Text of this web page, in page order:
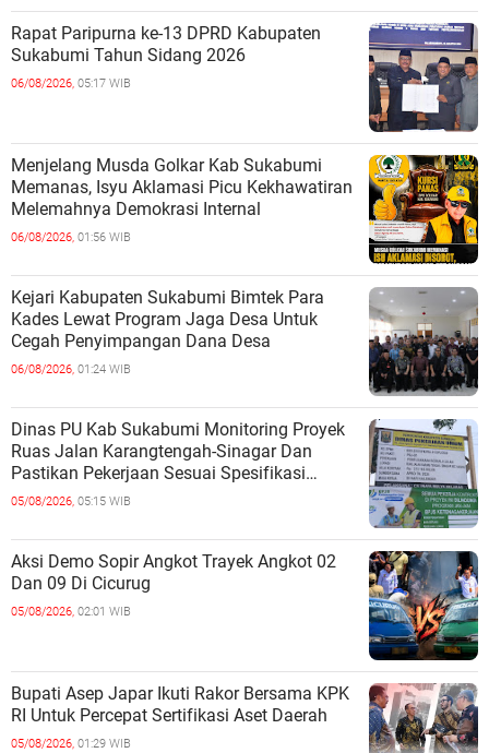
Rapat Paripurna ke-13 DPRD Kabupaten
Sukabumi Tahun Sidang 2026
06/08/2026, 05:17 WIB
Menjelang Musda Golkar Kab Sukabumi
Memanas, Isyu Aklamasi Picu Kekhawatiran
Melemahnya Demokrasi Internal
06/08/2026, 01:56 WIB
Kejari Kabupaten Sukabumi Bimtek Para
Kades Lewat Program Jaga Desa Untuk
Cegah Penyimpangan Dana Desa
06/08/2026, 01:24 WIB
Dinas PU Kab Sukabumi Monitoring Proyek
Ruas Jalan Karangtengah-Sinagar Dan
Pastikan Pekerjaan Sesuai Spesifikasi
Teknis
05/08/2026, 05:15 WIB
Aksi Demo Sopir Angkot Trayek Angkot 02
Dan 09 Di Cicurug
05/08/2026, 02:01 WIB
Bupati Asep Japar Ikuti Rakor Bersama KPK
RI Untuk Percepat Sertifikasi Aset Daerah
05/08/2026, 01:29 WIB